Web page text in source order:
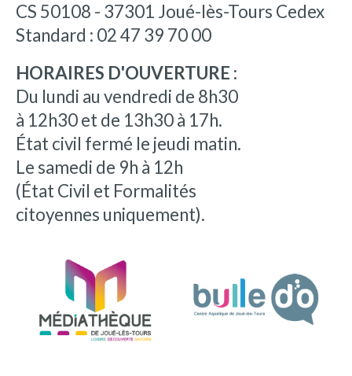
CS 50108 - 37301 Joué-lès-Tours Cedex
Standard : 02 47 39 70 00
HORAIRES D'OUVERTURE :
Du lundi au vendredi de 8h30
à 12h30 et de 13h30 à 17h.
État civil fermé le jeudi matin.
Le samedi de 9h à 12h
(État Civil et Formalités
citoyennes uniquement).